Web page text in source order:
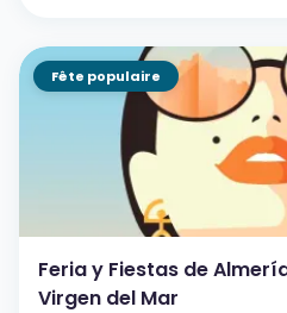
Fête populaire
Feria y Fiestas de
Virgen del Mar